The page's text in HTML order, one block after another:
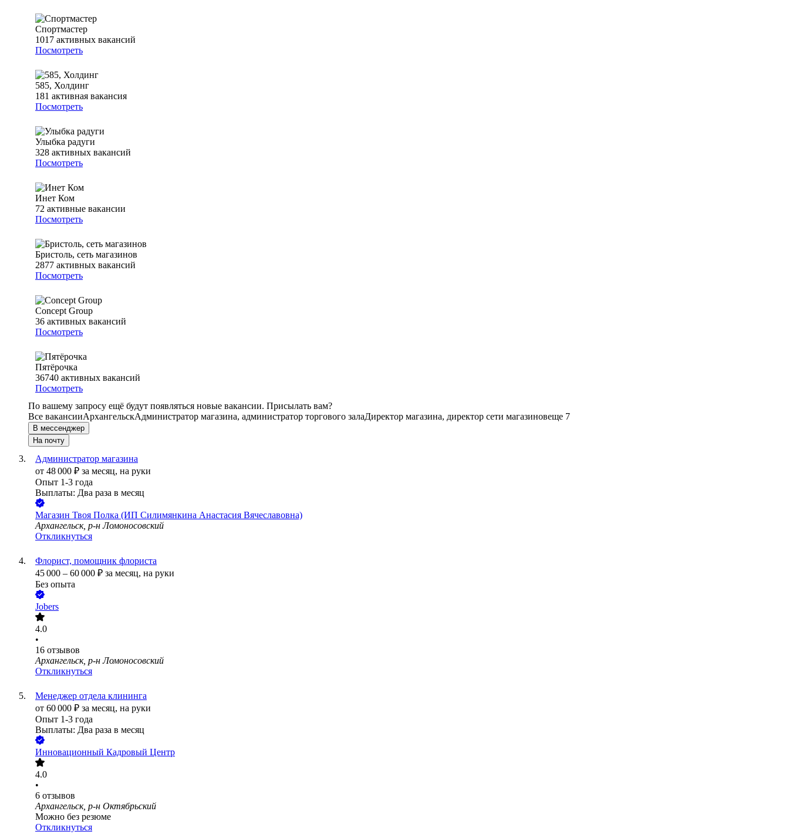
Спортмастер
1017 активных вакансий
Посмотреть
585, Холдинг
181 активная вакансия
Посмотреть
Улыбка радуги
328 активных вакансий
Посмотреть
Инет Ком
72 активные вакансии
Посмотреть
Бристоль, сеть магазинов
2877 активных вакансий
Посмотреть
Concept Group
36 активных вакансий
Посмотреть
Пятёрочка
36740 активных вакансий
Посмотреть
По вашему запросу ещё будут появляться новые вакансии. Присылать вам?
Все вакансииАрхангельскАдминистратор магазина, администратор торгового залаДиректор магазина, директор сети магазиновеще 7
В мессенджер
На почту
Администратор магазина
от 48 000 ₽ за месяц, на руки
Опыт 1-3 года
Выплаты: Два раза в месяц
Магазин Твоя Полка (ИП Силимянкина Анастасия Вячеславовна)
Архангельск, р-н Ломоносовский
Откликнуться
Флорист, помощник флориста
45 000 – 60 000 ₽ за месяц, на руки
Без опыта
Jobers
4.0
•
16 отзывов
Архангельск, р-н Ломоносовский
Откликнуться
Менеджер отдела клининга
от 60 000 ₽ за месяц, на руки
Опыт 1-3 года
Выплаты: Два раза в месяц
Инновационный Кадровый Центр
4.0
•
6 отзывов
Архангельск, р-н Октябрьский
Можно без резюме
Откликнуться